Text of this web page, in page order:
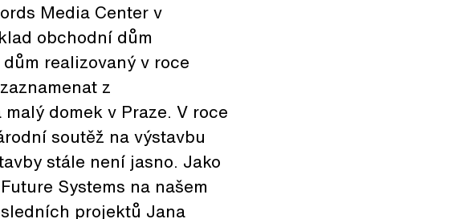
Media Center v
obchodní dům
realizovaný v roce
z
domek v Praze. V roce
soutěž na výstavbu
stále není jasno. Jako
Systems na našem
projektů Jana